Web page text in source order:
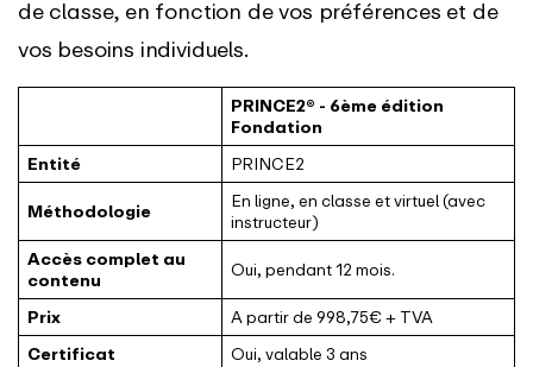
de classe, en fonction de vos préférences et de
vos besoins individuels.
PRINCE2® - 6ème édition
Fondation
Entité
PRINCE2
Méthodologie
En ligne, en classe et virtuel (avec
instructeur)
Accès complet au
contenu
Oui, pendant 12 mois.
Prix
A partir de 998,75€ + TVA
Certificat
Oui, valable 3 ans